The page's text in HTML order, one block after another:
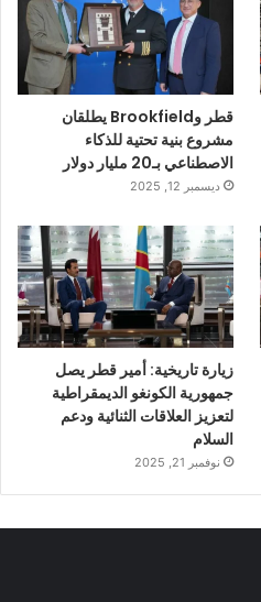
قطر وBrookfield يطلقان
مشروع بنية تحتية للذكاء
الاصطناعي بـ20 مليار دولار
ديسمبر 12, 2025
زيارة تاريخية: أمير قطر يصل
جمهورية الكونغو الديمقراطية
لتعزيز العلاقات الثنائية ودعم
السلام
نوفمبر 21, 2025